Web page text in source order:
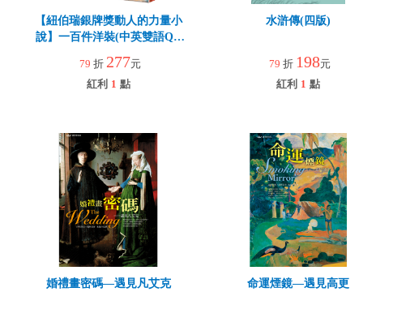
【紐伯瑞銀牌獎動人的力量小
說】一百件洋裝(中英雙語QR
79 折 277元
紅利 1 點
水滸傳(四版)
79 折 198元
紅利 1 點
婚禮畫密碼—遇見凡艾克 命運煙鏡—遇見高更